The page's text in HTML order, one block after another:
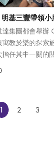
基三豐帶領
集團都會舉辦
教於樂的探索旅
任其中一關的
種手術體位，
驗，孩子們不
1 2 3